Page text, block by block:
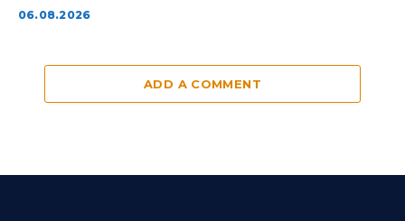
06.08.2026
ADD A COMMENT